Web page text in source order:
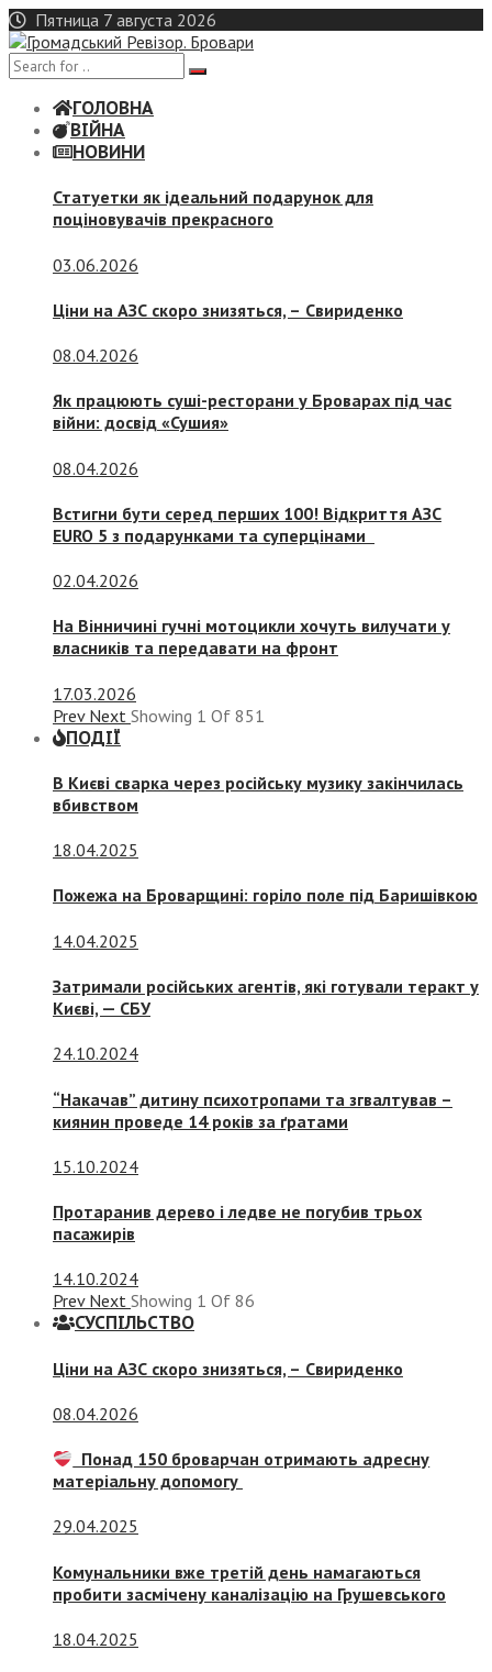
Skip
to
content
Пятница 7 августа 2026
ГОЛОВНА
ВІЙНА
НОВИНИ
Статуетки як ідеальний подарунок для
поціновувачів прекрасного
03.06.2026
Ціни на АЗС скоро знизяться, – Свириденко
08.04.2026
Як працюють суші-ресторани у Броварах під час
війни: досвід «Сушия»
08.04.2026
Встигни бути серед перших 100! Відкриття АЗС
EURO 5 з подарунками та суперцінами
02.04.2026
На Вінничині гучні мотоцикли хочуть вилучати у
власників та передавати на фронт
17.03.2026
Prev Next Showing 1 Of 851
ПОДІЇ
В Києві сварка через російську музику закінчилась
вбивством
18.04.2025
Пожежа на Броварщині: горіло поле під Баришівкою
14.04.2025
Затримали російських агентів, які готували теракт у
Києві, — СБУ
24.10.2024
“Накачав” дитину психотропами та згвалтував –
киянин проведе 14 років за ґратами
15.10.2024
Протаранив дерево і ледве не погубив трьох
пасажирів
14.10.2024
Prev Next Showing 1 Of 86
СУСПIЛЬСТВО
Ціни на АЗС скоро знизяться, – Свириденко
08.04.2026
Понад 150 броварчан отримають адресну
матеріальну допомогу
29.04.2025
Комунальники вже третій день намагаються
пробити засмічену каналізацію на Грушевського
18.04.2025